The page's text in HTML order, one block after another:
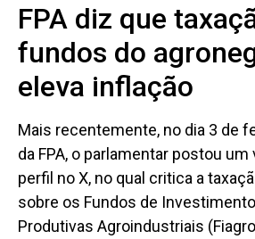
FPA diz que
fundos do
eleva inflação
Mais recentemente, no dia 3 de
da FPA, o parlamentar postou
perfil no X, no qual critica a
sobre os Fundos de
Produtivas Agroindustriais